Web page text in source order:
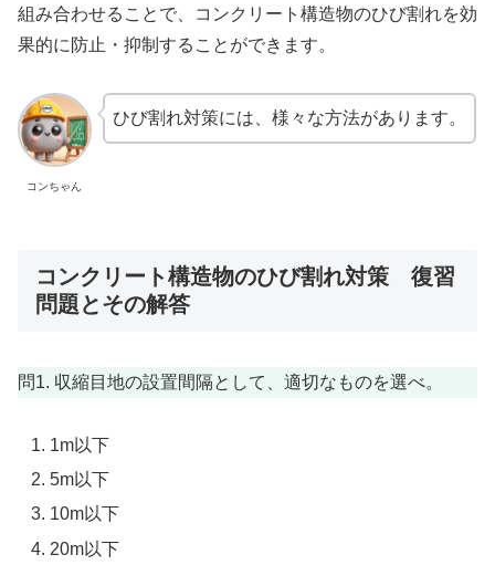
組み合わせることで、コンクリート構造物のひび割れを効
果的に防止・抑制することができます。
コンちゃん
ひび割れ対策には、様々な方法があります。
コンクリート構造物のひび割れ対策 復習
問題とその解答
問1. 収縮目地の設置間隔として、適切なものを選べ。
1m以下
5m以下
10m以下
20m以下